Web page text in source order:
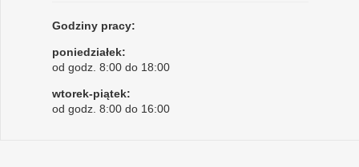
Godziny pracy:
poniedziałek:
od godz. 8:00 do 18:00
wtorek-piątek:
od godz. 8:00 do 16:00